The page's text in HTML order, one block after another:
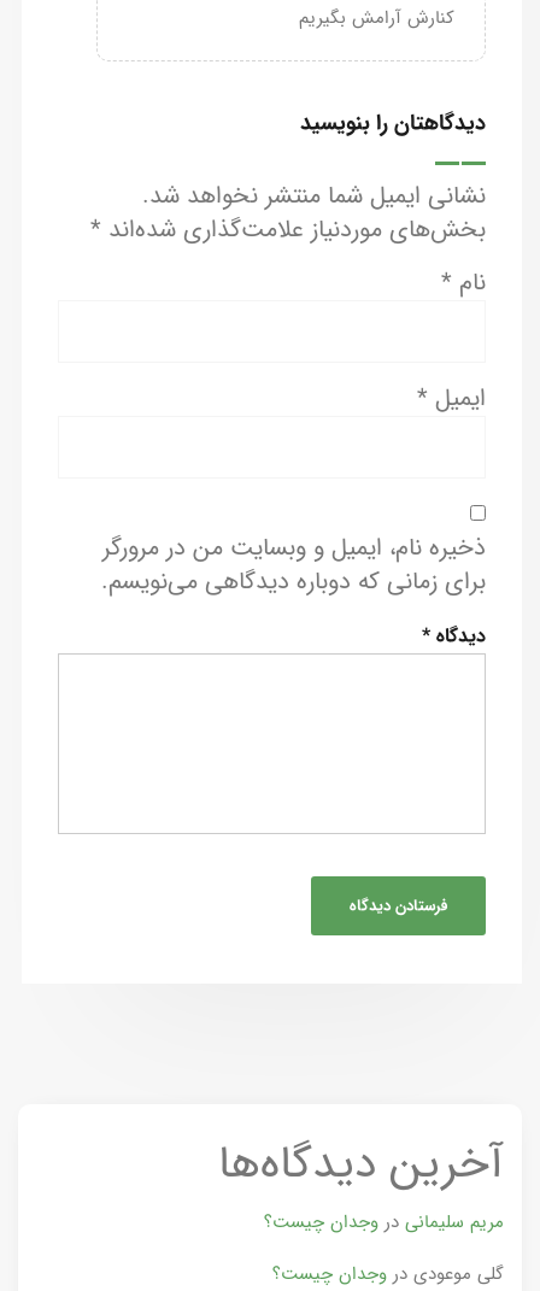
کنارش آرامش بگیریم
دیدگاهتان را بنویسید
نشانی ایمیل شما منتشر نخواهد شد.
بخش‌های موردنیاز علامت‌گذاری شده‌اند *
نام *
ایمیل *
ذخیره نام، ایمیل و وبسایت من در مرورگر
برای زمانی که دوباره دیدگاهی می‌نویسم.
دیدگاه*
آخرین دیدگاه‌ها
مریم سلیمانی در وجدان چیست؟
گلی موعودی در وجدان چیست؟